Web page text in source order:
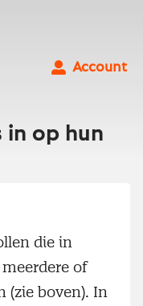
Account
in op hun
die in
of
(zie boven). In